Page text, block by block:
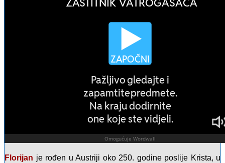
Florijan je rođen u Austriji oko 250. godine poslije Krista, u